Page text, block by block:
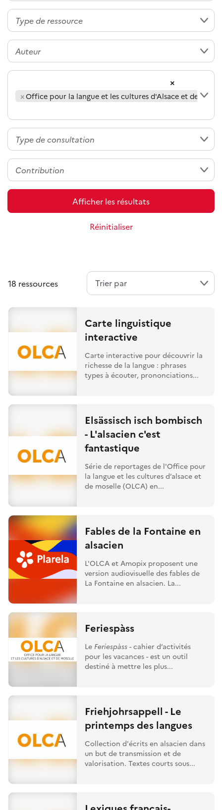
×
×Office pour la langue et les cultures d'Alsace et de
Afficher les résultats
Réinitialiser
18 ressources
Carte linguistique
interactive
Carte interactive pour découvrir la
richesse de la langue : phrases
types à écouter, prononciations...
Elsässisch isch bombisch
- L'alsacien c'est
fantastique
Série de reportages de l'Office pour
la langue et les cultures d’alsace et
de moselle (OLCA) en...
Fables de la Fontaine en
alsacien
L'OLCA et Amopix proposent une
version audiovisuelle des fables de
La Fontaine en alsacien. La...
Feriespàss
Le Feriespàss- cahier d’activités
pour les vacances - est un outil
destiné à mettre les plus...
Friehjohrsappell - Le
printemps des langues
Collection d'écrits en alsacien dans
un but de transmission et de
valorisation. Textes courts sous...